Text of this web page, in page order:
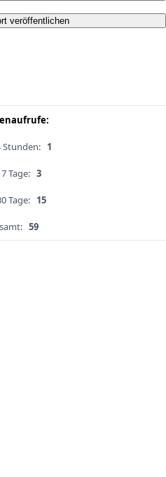
veröffentlichen
Stunden: 1
Tage: 3
Tage: 15
59